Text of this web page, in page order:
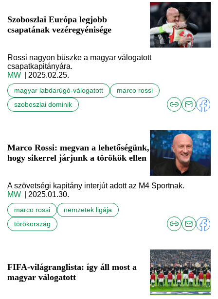
Szoboszlai Európa legjobb
csapatának vezéregyénisége
Rossi nagyon büszke a magyar válogatott
csapatkapitányára.
MW
| 2025.02.25.
magyar labdarúgó-válogatott
marco rossi
szoboszlai dominik
Marco Rossi: megvan a lehetőségünk,
hogy sikerrel járjunk a törökök ellen
A szövetségi kapitány interjút adott az M4 Sportnak.
MW
| 2025.01.30.
marco rossi
nemzetek ligája
törökország
FIFA-világranglista: így áll most a
magyar válogatott